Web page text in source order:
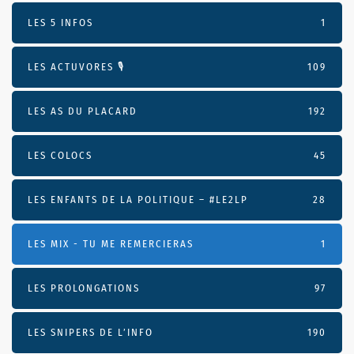
LES 5 INFOS 1
LES ACTUVORES 🎙 109
LES AS DU PLACARD 192
LES COLOCS 45
LES ENFANTS DE LA POLITIQUE – #LE2LP 28
LES MIX - TU ME REMERCIERAS 1
LES PROLONGATIONS 97
LES SNIPERS DE L’INFO 190